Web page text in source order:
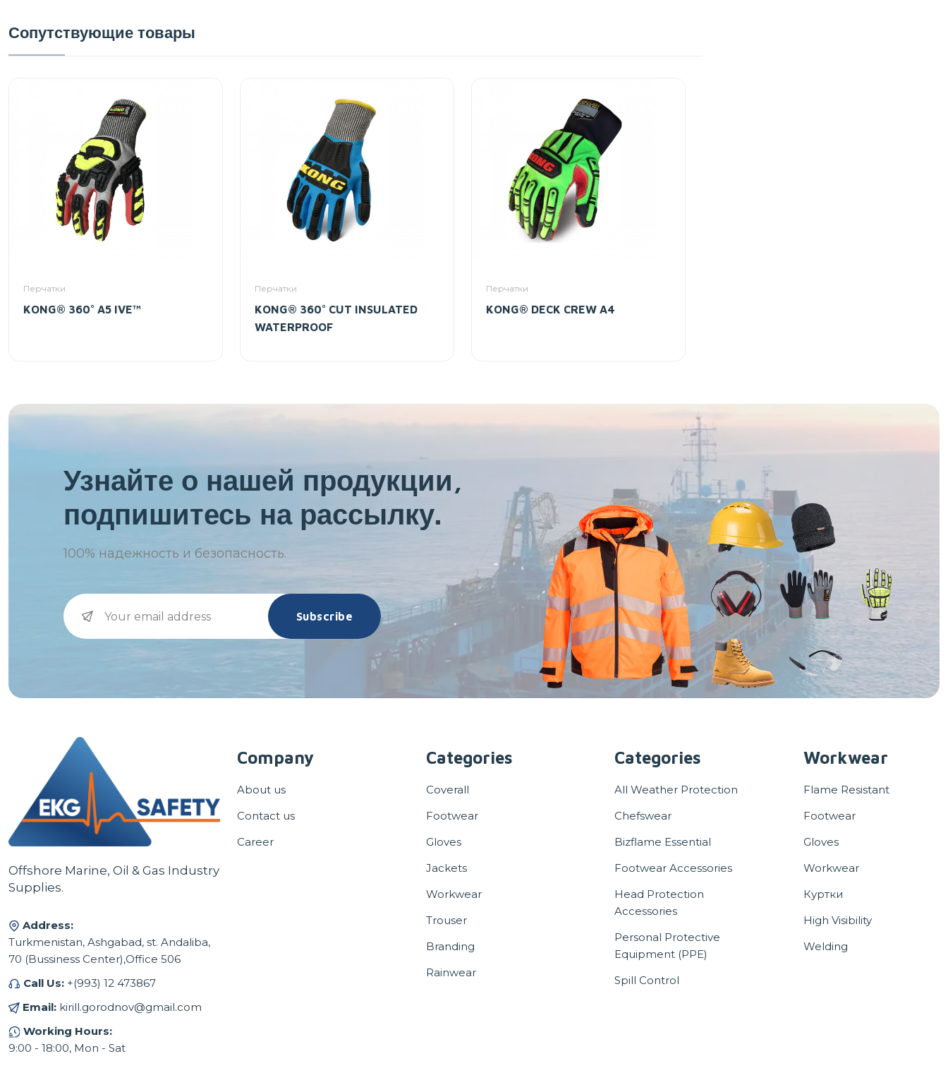
Сопутствующие товары
Перчатки
KONG® 360° A5 IVE™
Перчатки
KONG® 360° CUT INSULATED
WATERPROOF
Перчатки
KONG® DECK CREW A4
Узнайте о нашей продукции,
подпишитесь на рассылку.
100% надежность и безопасность.
Subscribe
Offshore Marine, Oil & Gas Industry
Supplies.
Address:
Turkmenistan, Ashgabad, st. Andaliba,
70 (Bussiness Center),Office 506
Call Us: +(993) 12 473867
Email: kirill.gorodnov@gmail.com
Working Hours:
9:00 - 18:00, Mon - Sat
Company
About us
Contact us
Career
Categories
Coverall
Footwear
Gloves
Jackets
Workwear
Trouser
Branding
Rainwear
Categories
All Weather Protection
Chefswear
Bizflame Essential
Footwear Accessories
Head Protection
Accessories
Personal Protective
Equipment (PPE)
Spill Control
Workwear
Flame Resistant
Footwear
Gloves
Workwear
Куртки
High Visibility
Welding